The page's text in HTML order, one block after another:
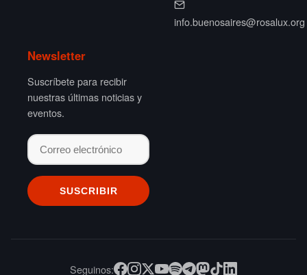
info.buenosaires@rosalux.org
Newsletter
Suscríbete para recibir
nuestras últimas noticias y
eventos.
Seguinos: